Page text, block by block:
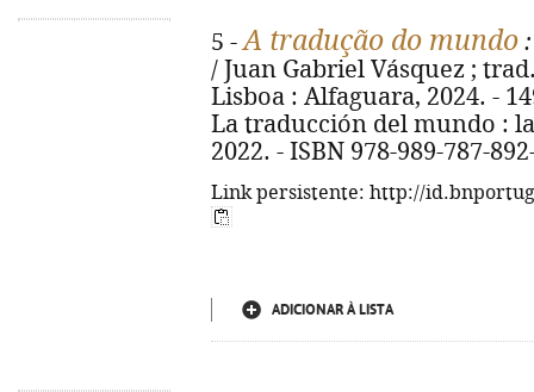
5 -A tradução do mundo
/ Juan Gabriel Vásquez ;
Lisboa : Alfaguara, 2024. -
La traducción del mundo :
2022. - ISBN 978-989-787-
Link persistente: http://
ADICIONAR À LISTA